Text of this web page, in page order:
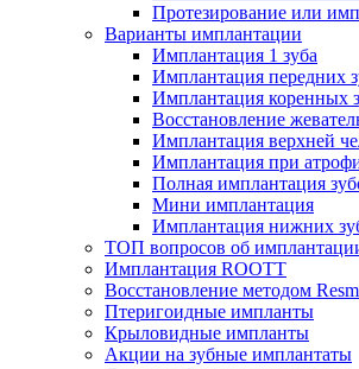
Протезирование или
Варианты имплантации
Имплантация 1 зуба
Имплантация передних
Имплантация коренных
Восстановление
Имплантация верхней
Имплантация при
Полная имплантация
Мини имплантация
Имплантация нижних
ТОП вопросов об
Имплантация ROOTT
Восстановление методом
Птеригоидные импланты
Крыловидные импланты
Акции на зубные имплантаты